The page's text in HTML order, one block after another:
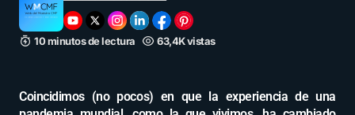
10 minutos de lectura 63,4K vistas
Coincidimos (no pocos) en que la experiencia de una